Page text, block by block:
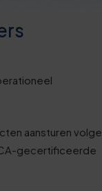
aansturen
gecertificeerde